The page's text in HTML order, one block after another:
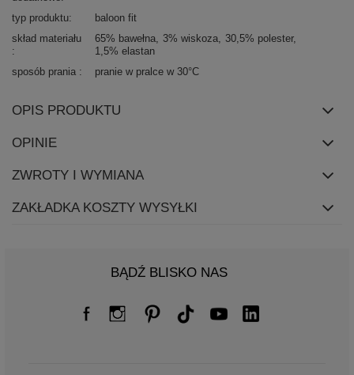
typ produktu
baloon fit
skład materiału
65% bawełna 3% wiskoza
30,5% polester
1,5% elastan
sposób prania
pranie w pralce w 30°C
OPIS PRODUKTU
OPINIE
ZWROTY I WYMIANA
ZAKŁADKA KOSZTY WYSYŁKI
BĄDŹ BLISKO NAS